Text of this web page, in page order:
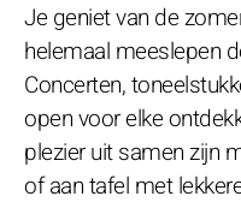
Je geniet van de
helemaal meeslepen
Concerten,
open voor elke
plezier uit samen zijn
of aan tafel met